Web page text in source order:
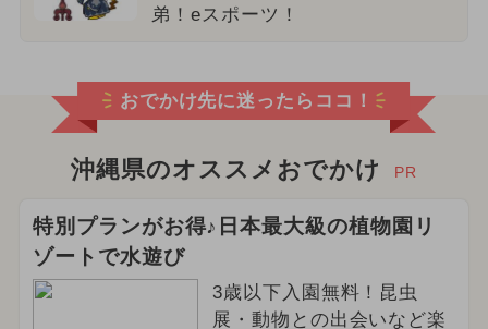
弟！eスポーツ！
おでかけ先に迷ったらココ！
沖縄県のオススメおでかけ PR
特別プランがお得♪日本最大級の植物園リ
ゾートで水遊び
3歳以下入園無料！昆虫
展・動物との出会いなど楽